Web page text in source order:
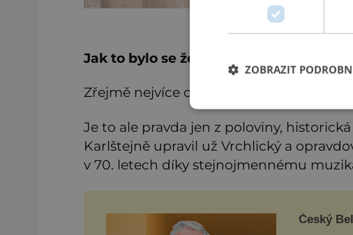
Jak to bylo se ženami?
Zřejmě nejvíce opakovanou legendou je
Je to ale pravda jen z poloviny,
Karlštejně upravil už Vrchlický a
v 70. letech díky stejnojmennému
Český
ZOBRAZIT